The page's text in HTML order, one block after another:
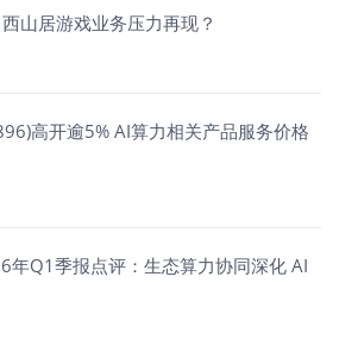
山居游戏业务压力再现？
高开逾5% AI算力相关产品服务价格
年Q1季报点评：生态算力协同深化 AI